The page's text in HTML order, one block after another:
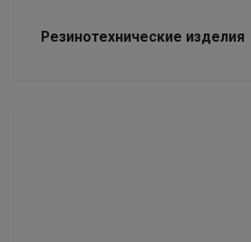
Резинотехнические изделия